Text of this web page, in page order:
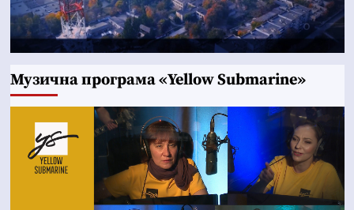
Музична програма «Yellow Submarine»